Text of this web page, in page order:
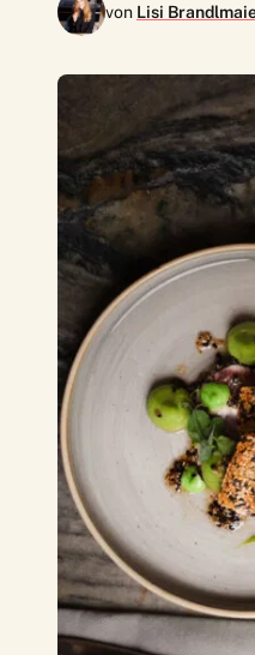
von Lisi